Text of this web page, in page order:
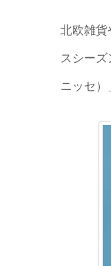
北欧雑
スシー
ニッセ）